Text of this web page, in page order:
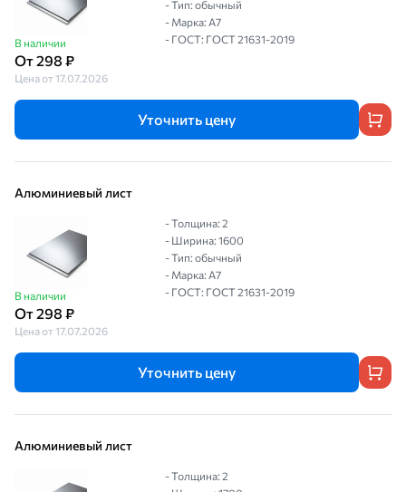
В наличии
От 298 ₽
Цена от 17.07.2026
- Тип: обычный
- Марка: А7
- ГОСТ: ГОСТ 21631-2019
Уточнить цену
Алюминиевый лист
В наличии
От 298 ₽
Цена от 17.07.2026
- Толщина: 2
- Ширина: 1600
- Тип: обычный
- Марка: А7
- ГОСТ: ГОСТ 21631-2019
Уточнить цену
Алюминиевый лист
- Толщина: 2